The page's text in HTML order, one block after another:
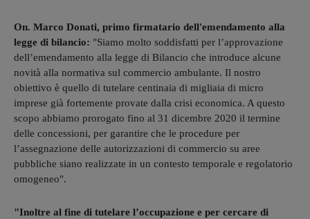
On. Marco Donati, primo firmatario dell'emendamento alla
legge di bilancio: "Siamo molto soddisfatti per l’approvazione
dell’emendamento alla legge di Bilancio che introduce alcune
novità alla normativa sul commercio ambulante. Il nostro
obiettivo è quello di tutelare centinaia di migliaia di micro
imprese già fortemente provate dalla crisi economica. A questo
scopo abbiamo prorogato fino al 31 dicembre 2020 il termine
delle concessioni, per garantire che le procedure per
l’assegnazione delle autorizzazioni di commercio su aree
pubbliche siano realizzate in un contesto temporale e regolatorio
omogeneo".
"Inoltre al fine di tutelare l’occupazione e per cercare di